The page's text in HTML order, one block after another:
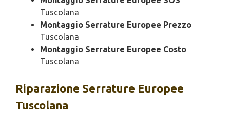
Tuscolana
Montaggio Serrature Europee Prezzo
Tuscolana
Montaggio Serrature Europee Costo
Tuscolana
Riparazione Serrature Europee
Tuscolana